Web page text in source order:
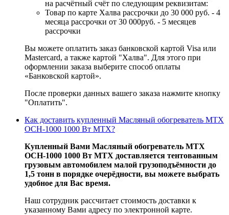
на расчётный счёт по следующим реквизитам:
Товар по карте Халва рассрочки до 30 000 руб. - 4
месяца рассрочки от 30 000руб. - 5 месяцев
рассрочки
Вы можете оплатить заказ банковской картой Visa или
Mastercard, а также картой "Халва". Для этого при
оформлении заказа выберите способ оплаты
«Банковской картой».
После проверки данных вашего заказа нажмите кнопку
"Оплатить".
Как доставить купленный Масляный обогреватель MTX
OCH-1000 1000 Вт MTX?
Купленный Вами Масляный обогреватель MTX
OCH-1000 1000 Вт MTX доставляется тентованным
грузовым автомобилем малой грузоподъёмности до
1,5 тонн в порядке очерёдности, вы можете выбрать
удобное для Вас время.
Наш сотрудник рассчитает стоимость доставки к
указанному Вами адресу по электронной карте.